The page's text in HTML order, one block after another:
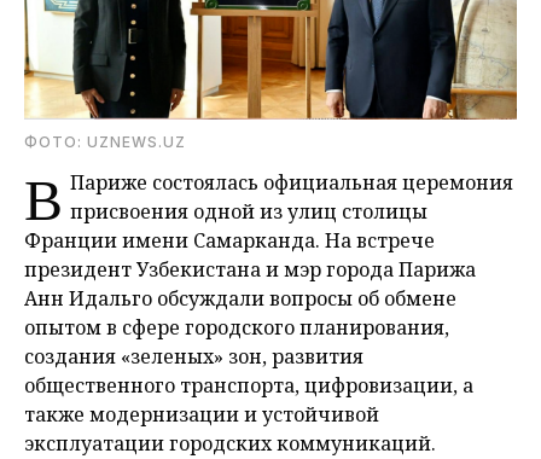
ФОТО: UZNEWS.UZ
В Париже состоялась официальная церемония
присвоения одной из улиц столицы
Франции имени Самарканда. На встрече
президент Узбекистана и мэр города Парижа
Анн Идальго обсуждали вопросы об обмене
опытом в сфере городского планирования,
создания «зеленых» зон, развития
общественного транспорта, цифровизации, а
также модернизации и устойчивой
эксплуатации городских коммуникаций.